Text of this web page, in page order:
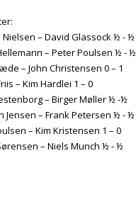
Nielsen – David Glassock ½ - ½
– Peter Poulsen ½ - ½
– John Christensen 0 – 1
– Kim Hardlei 1 – 0
– Birger Møller ½ -½
Jensen – Frank Petersen ½ - ½
– Kim Kristensen 1 – 0
– Niels Munch ½ - ½